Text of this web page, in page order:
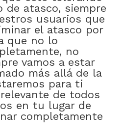
de atasco, siempre
usuarios que
el atasco por
que no lo
no
vamos a estar
más allá de la
para ti
de todos
en tu lugar de
completamente